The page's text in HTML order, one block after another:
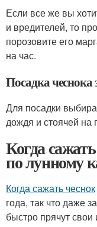
Если все же вы
и вредителей, то
порозовите его
на час.
Посадка чеснока
Для посадки
дождя и стоячей на
Когда
по лунному
Когда сажать чеснок
года, так что даже
быстро прячут